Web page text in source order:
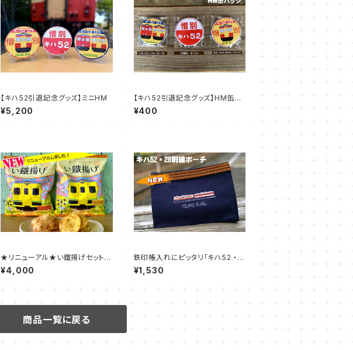
【キハ52引退記念グッズ】ミニHM
¥5,200
【キハ52引退記念グッズ】HM缶バ
ッジ
¥400
★リニューアル★い鐵揚げセット
（しょうゆ味・カレー味）
¥4,000
鉄印帳入れにピッタリ「キハ52 ・2
8刺繍ポーチ」
¥1,530
商品一覧に戻る